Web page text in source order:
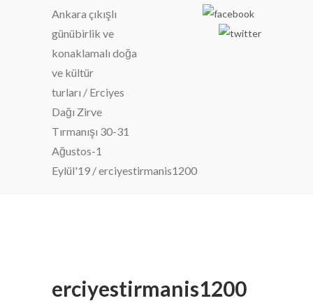
Ankara çıkışlı
günübirlik ve
konaklamalı doğa
ve kültür
turları / Erciyes
Dağı Zirve
Tırmanışı 30-31
Ağustos-1
Eylül'19 /erciyestirmanis1200
erciyestirmanis1200